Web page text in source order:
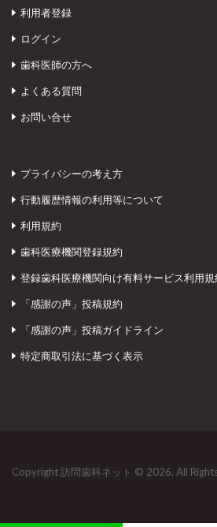
利用者登録
ログイン
歯科医師の方へ
よくある質問
お問い合せ
プライバシーの考え方
行動履歴情報の利用等について
利用規約
歯科医療機関登録規約
登録歯科医療機関向け有料サービス利用規
「感謝の声」投稿規約
「感謝の声」投稿ガイドライン
特定商取引法に基づく表示
Copyright 訪問歯科ネット © 2026. All